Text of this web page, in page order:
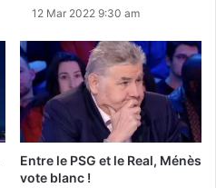
12 Mar 2022 9:30 am
Entre le PSG et le Real, Ménès
vote blanc !